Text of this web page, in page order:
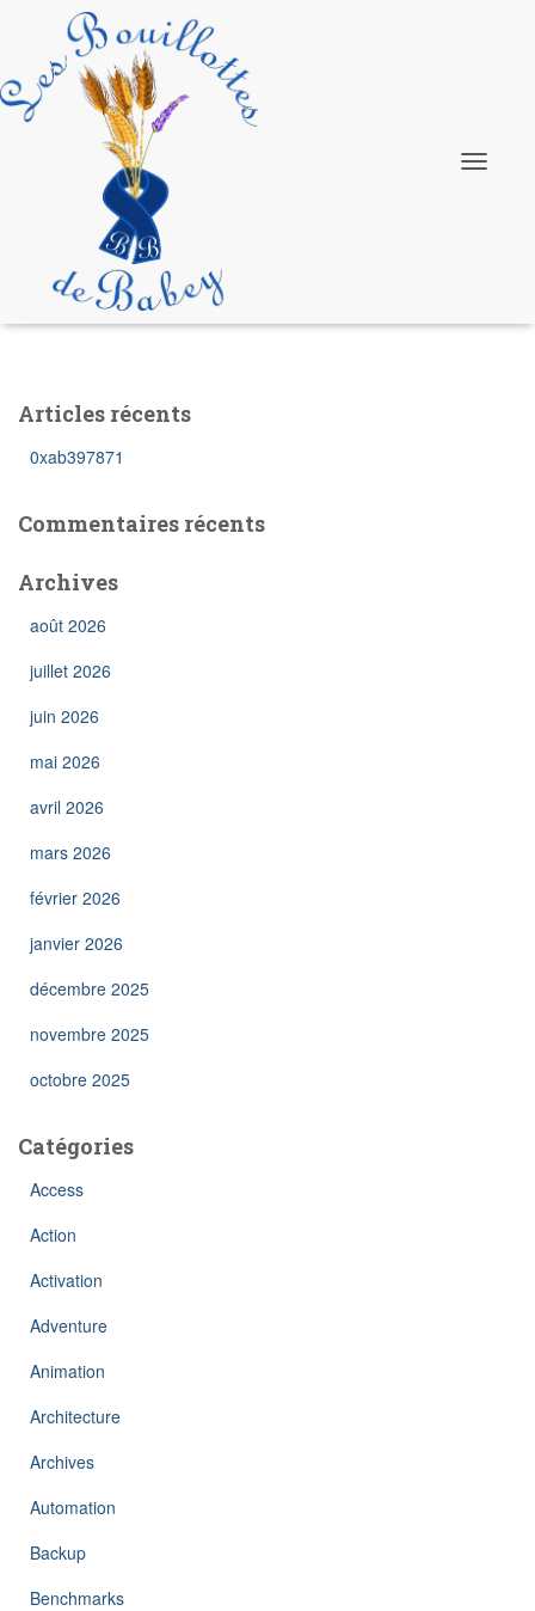
Articles récents
0xab397871
Commentaires récents
Archives
août 2026
juillet 2026
juin 2026
mai 2026
avril 2026
mars 2026
février 2026
janvier 2026
décembre 2025
novembre 2025
octobre 2025
Catégories
Access
Action
Activation
Adventure
Animation
Architecture
Archives
Automation
Backup
Benchmarks